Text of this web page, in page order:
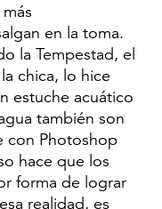
en la toma.
la Tempestad, el
chica, lo hice
estuche acuático
también son
con Photoshop
hace que los
forma de lograr
realidad, es